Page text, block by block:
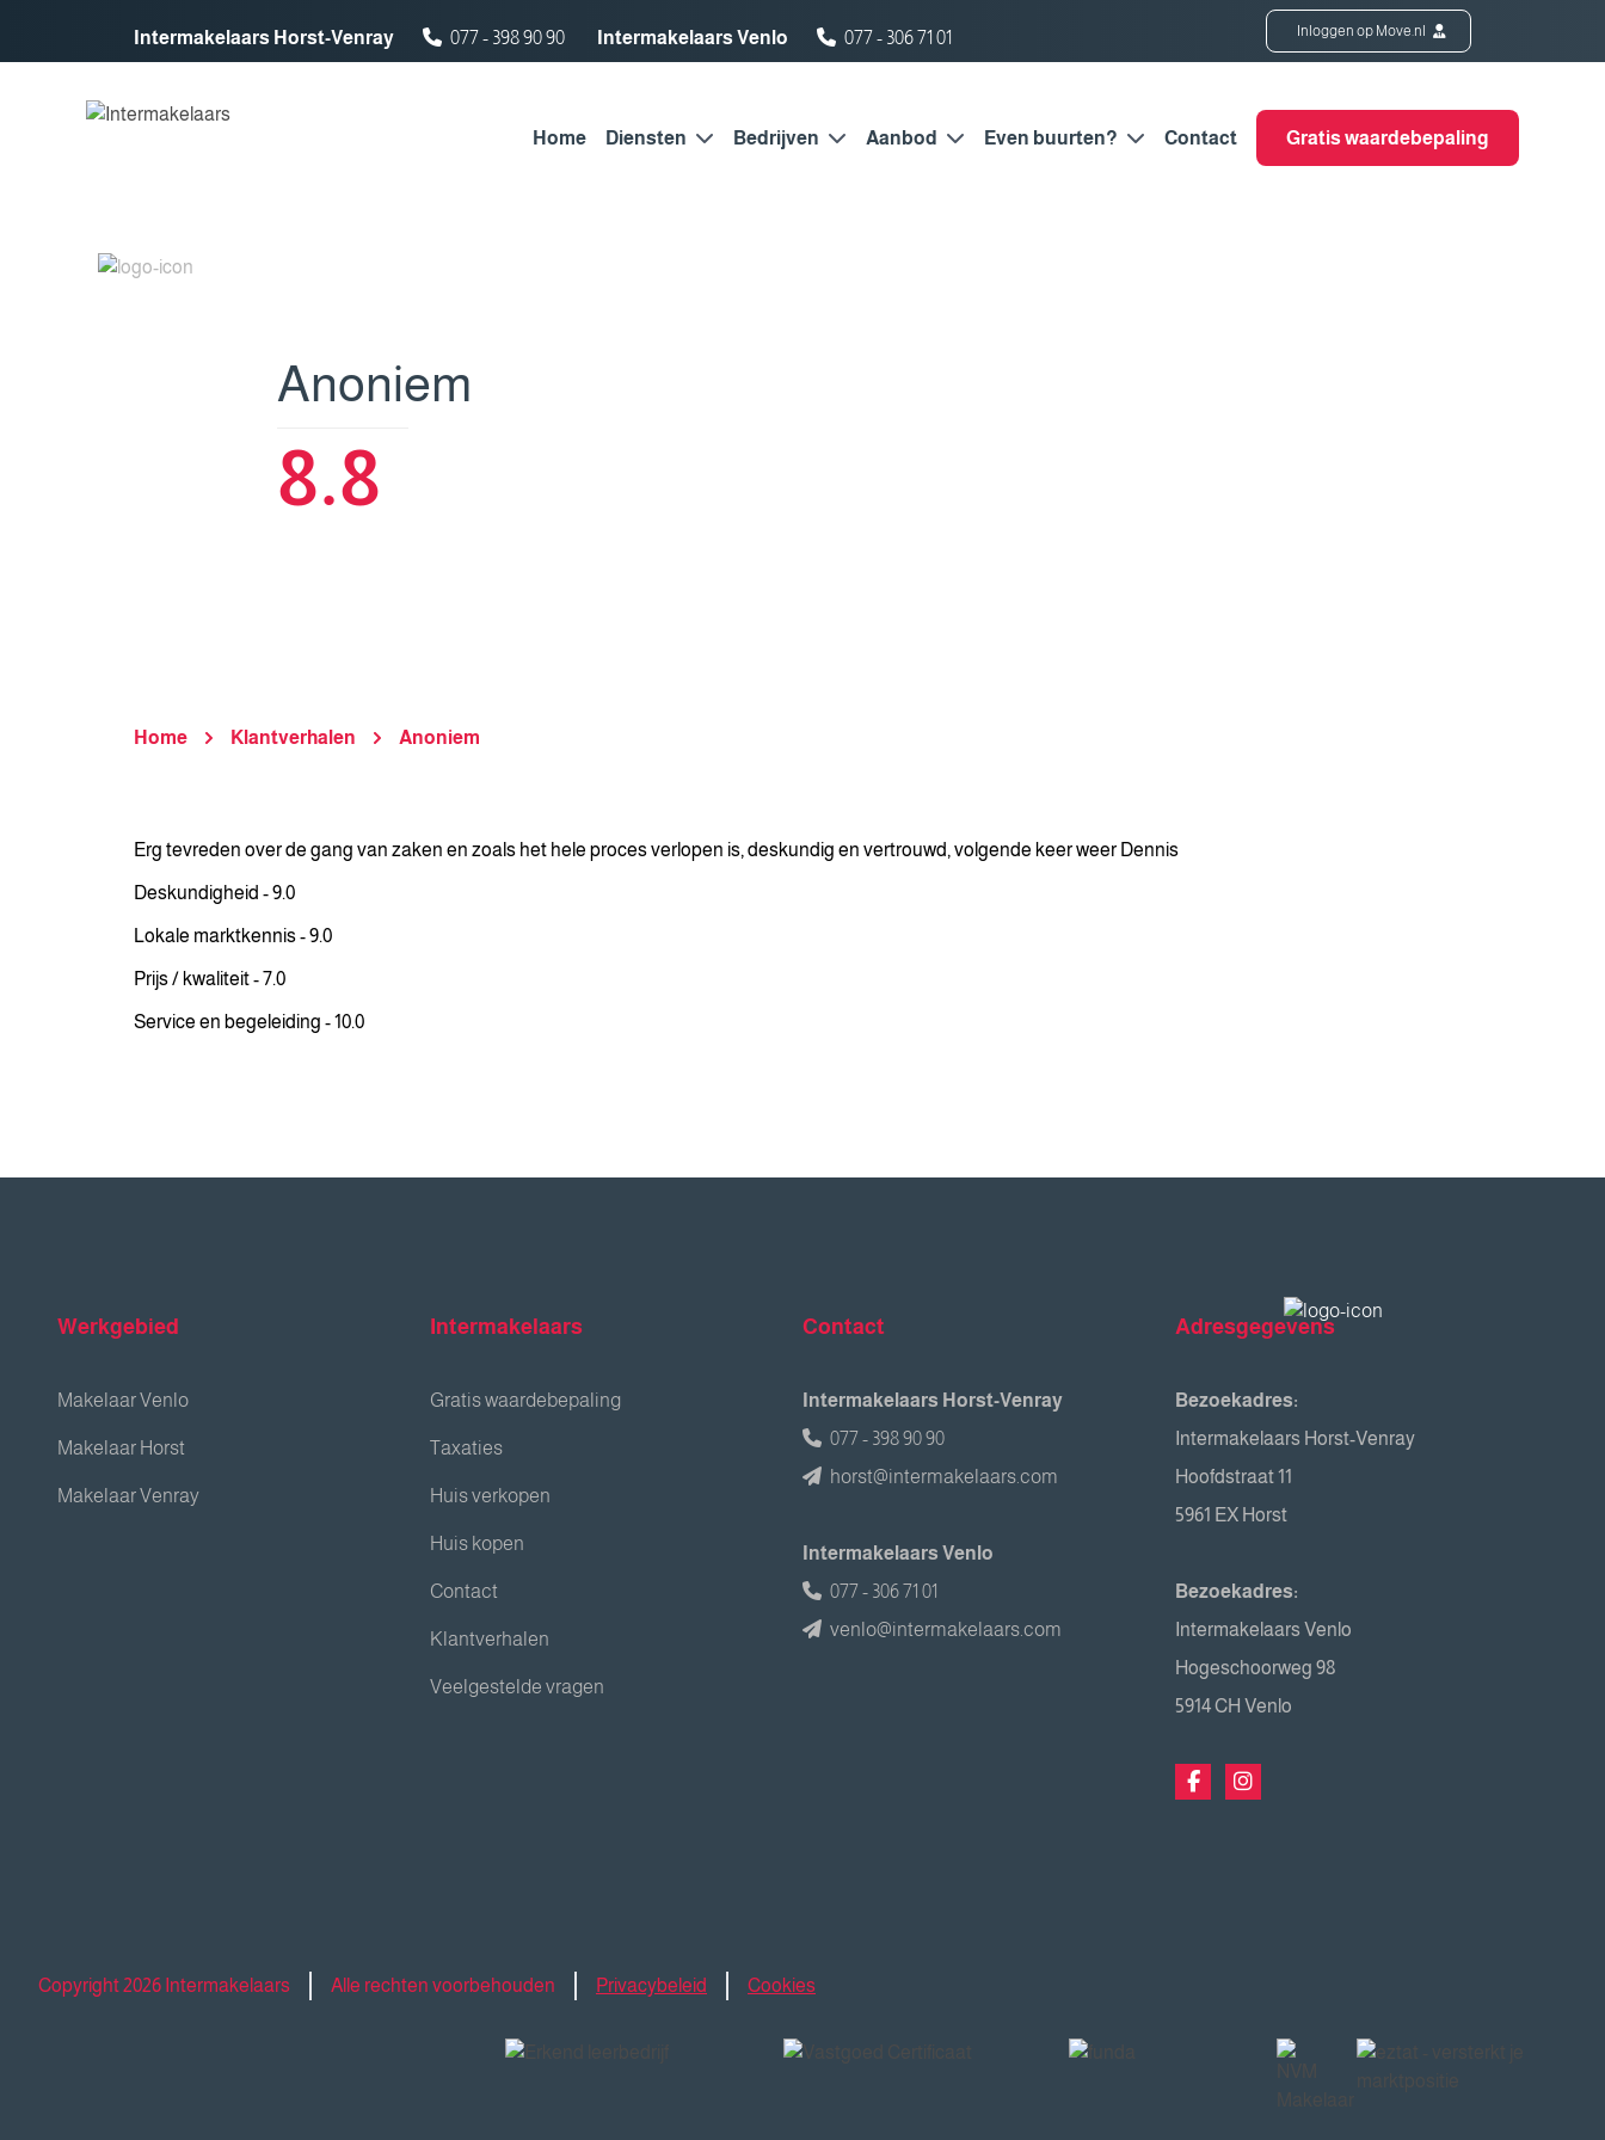
Intermakelaars Horst-Venray
077 - 398 90 90 Intermakelaars Venlo 077 - 306 71 01 Inloggen op Move.nl
Home Diensten Bedrijven Aanbod Even buurten? Contact Gratis waardebepaling
Anoniem
8.8
Home Klantverhalen Anoniem
Erg tevreden over de gang van zaken en zoals het hele proces verlopen is, deskundig en vertrouwd, volgende keer weer Dennis
Deskundigheid - 9.0
Lokale marktkennis - 9.0
Prijs / kwaliteit - 7.0
Service en begeleiding - 10.0
Werkgebied
Makelaar Venlo
Makelaar Horst
Makelaar Venray
Intermakelaars
Gratis waardebepaling
Taxaties
Huis verkopen
Huis kopen
Contact
Klantverhalen
Veelgestelde vragen
Contact
Intermakelaars Horst-Venray
077 - 398 90 90
horst@intermakelaars.com
Intermakelaars Venlo
077 - 306 71 01
venlo@intermakelaars.com
Adresgegevens
Bezoekadres:
Intermakelaars Horst-Venray
Hoofdstraat 11
5961 EX Horst
Bezoekadres:
Intermakelaars Venlo
Hogeschoorweg 98
5914 CH Venlo
Copyright 2026 Intermakelaars Alle rechten voorbehouden Privacybeleid Cookies